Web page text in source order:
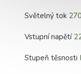
Světelný tok
Vstupní napětí
Stupeň těsnosti